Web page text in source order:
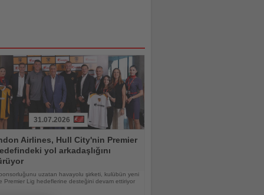
31.07.2026
Airlines, Hull City'nin Premier
yol arkadaşlığını
uzatan havayolu şirketi, kulübün yeni
Premier Lig hedeflerine desteğini devam ettiriyor